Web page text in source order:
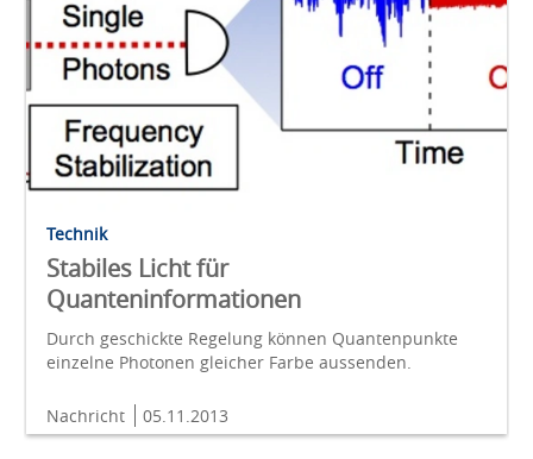
Technik
Stabiles Licht für
Quanteninformationen
Durch geschickte Regelung können Quantenpunkte
einzelne Photonen gleicher Farbe aussenden.
Nachricht 05.11.2013